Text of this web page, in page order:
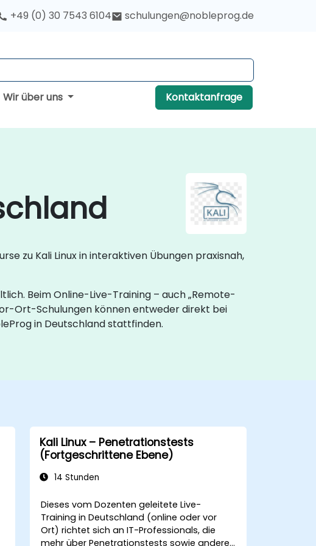
+49 (0) 30 7543 6104 schulungen@nobleprog.de
Wir über uns Kontaktanfrage
zu Kali Linux in interaktiven Übungen praxisnah,
Beim Online-Live-Training – auch „Remote-
Ort-Schulungen können entweder direkt bei
in Deutschland stattfinden.
Kali Linux – Penetrationstests
(Fortgeschrittene Ebene)
14 Stunden
Dieses vom Dozenten geleitete Live-
Training in Deutschland (online oder vor
Ort) richtet sich an IT-Professionals, die
mehr über Penetrationstests sowie andere